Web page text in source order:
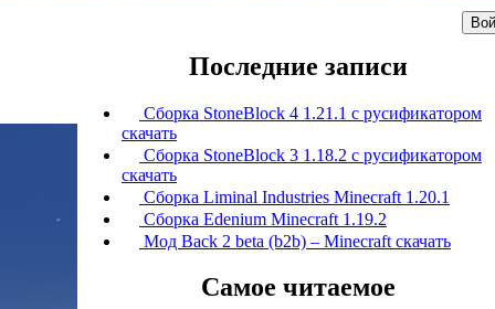
Последние записи
Сборка StoneBlock 4 1.21.1 с русификатором
скачать
Сборка StoneBlock 3 1.18.2 с русификатором
скачать
Сборка Liminal Industries Minecraft 1.20.1
Сборка Edenium Minecraft 1.19.2
Мод Back 2 beta (b2b) – Minecraft скачать
Самое читаемое